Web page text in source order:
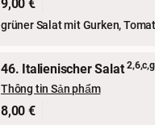
grüner Salat mit Gurken,
46. Italienischer Salat2,6,c,g
Thông tin Sản phẩm
8,00 €